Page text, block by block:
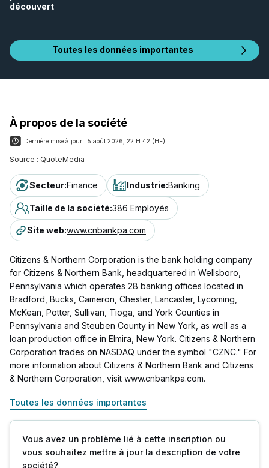
découvert
Toutes les données importantes
À propos de la société
Dernière mise à jour : 5 août 2026, 22 H 42 (HE)
Source : QuoteMedia
Secteur:Finance Industrie:Banking
Taille de la société:386 Employés
Site web:www.cnbankpa.com
Citizens & Northern Corporation is the bank holding company
for Citizens & Northern Bank, headquartered in Wellsboro,
Pennsylvania which operates 28 banking offices located in
Bradford, Bucks, Cameron, Chester, Lancaster, Lycoming,
McKean, Potter, Sullivan, Tioga, and York Counties in
Pennsylvania and Steuben County in New York, as well as a
loan production office in Elmira, New York. Citizens & Northern
Corporation trades on NASDAQ under the symbol "CZNC." For
more information about Citizens & Northern Bank and Citizens
& Northern Corporation, visit www.cnbankpa.com.
Toutes les données importantes
Vous avez un problème lié à cette inscription ou
vous souhaitez mettre à jour la description de votre
société?